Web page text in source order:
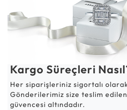
Kargo Süreçleri
Her siparişleriniz sigortalı
Gönderilerimiz size teslim
güvencesi altındadır.